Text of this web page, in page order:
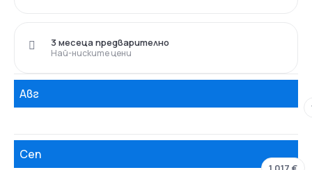
Най-ниските цени
3 месеца предварително
Авг
Сеп